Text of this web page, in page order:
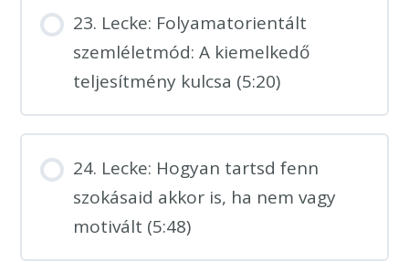
23. Lecke: Folyamatorientált
szemléletmód: A kiemelkedő
teljesítmény kulcsa (5:20)
24. Lecke: Hogyan tartsd fenn
szokásaid akkor is, ha nem vagy
motivált (5:48)